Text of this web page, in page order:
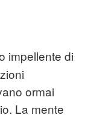
impellente di
ormai
La mente